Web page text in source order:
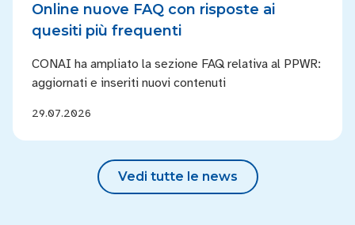
Online nuove FAQ con risposte ai
quesiti più frequenti
CONAI ha ampliato la sezione FAQ relativa al PPWR:
aggiornati e inseriti nuovi contenuti
29.07.2026
Vedi tutte le news